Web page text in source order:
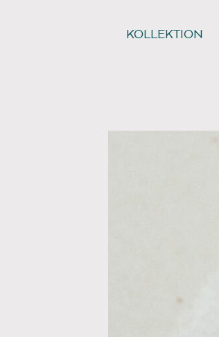
KOLLEKTION